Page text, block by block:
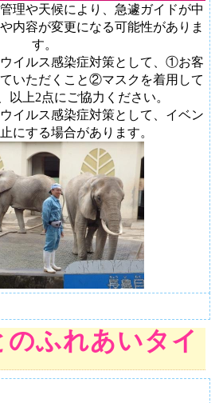
理や天候により、急遽ガイドが中
内容が変更になる可能性がありま
す。
イルス感染症対策として、①お客
いただくこと②マスクを着用して
以上2点にご協力ください。
イルス感染症対策として、イベン
にする場合があります。
ふれあいタイ